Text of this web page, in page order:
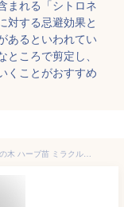
まれる「シトロネ
対する忌避効果と
あるといわれてい
ころで剪定し、
くことがおすすめ
ニーム ミラクルニーム 4号 鉢植え 虫除け ニームの木 ハーブ苗 ミラクルハーブ 蚊除け 蚊よけ植物 防虫 害虫